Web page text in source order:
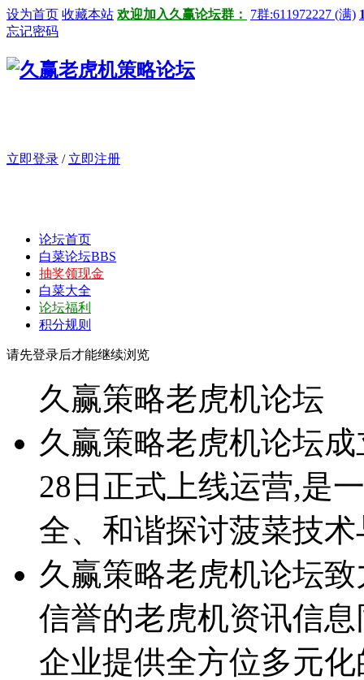
设为首页 收藏本站 欢迎加入久赢论坛群： 7群:611972227 (满)
忘记密码
立即登录 / 立即注册
论坛首页
白菜论坛BBS
抽奖领现金
白菜大全
论坛福利
积分规则
请先登录后才能继续浏览
久赢策略老虎机论坛
久赢策略老虎机论坛成
28日正式上线运营,是
全、和谐探讨菠菜技
久赢策略老虎机论坛
信誉的老虎机资讯信
企业提供全方位多元